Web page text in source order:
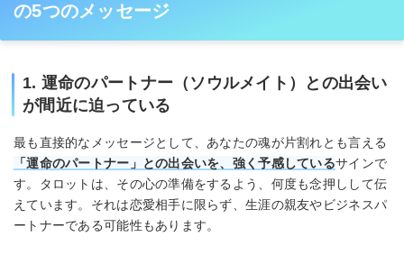
の5つのメッセージ
1. 運命のパートナー（ソウルメイト）との出会い
が間近に迫っている
最も直接的なメッセージとして、あなたの魂が片割れとも言える
「運命のパートナー」との出会いを、強く予感しているサインで
す。タロットは、その心の準備をするよう、何度も念押しして伝
えています。それは恋愛相手に限らず、生涯の親友やビジネスパ
ートナーである可能性もあります。